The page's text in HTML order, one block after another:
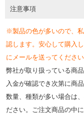
注意事項
※製品の色が多いので、
認します。安心して購入
にメールを送ってくださ
弊社が取り扱っている商
入金が確認でき次第に商
数量、種類が多い場合は
ださい。ご注文商品の中